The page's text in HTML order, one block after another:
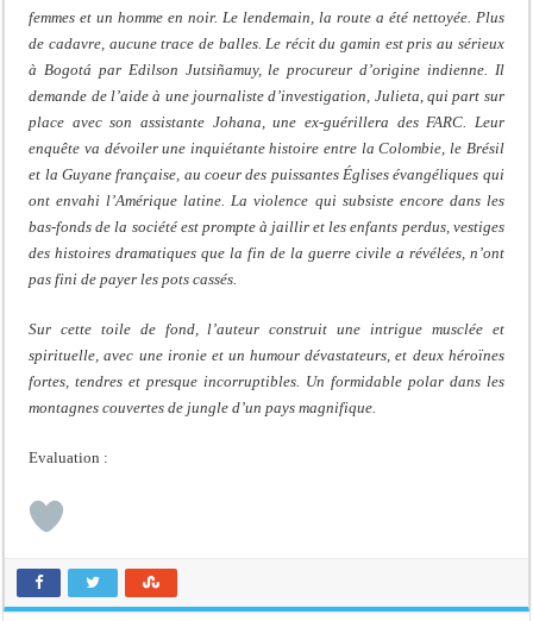
femmes et un homme en noir. Le lendemain, la route a été nettoyée. Plus
de cadavre, aucune trace de balles. Le récit du gamin est pris au sérieux
à Bogotá par Edilson Jutsiñamuy, le procureur d’origine indienne. Il
demande de l’aide à une journaliste d’investigation, Julieta, qui part sur
place avec son assistante Johana, une ex-guérillera des FARC. Leur
enquête va dévoiler une inquiétante histoire entre la Colombie, le Brésil
et la Guyane française, au coeur des puissantes Églises évangéliques qui
ont envahi l’Amérique latine. La violence qui subsiste encore dans les
bas-fonds de la société est prompte à jaillir et les enfants perdus, vestiges
des histoires dramatiques que la fin de la guerre civile a révélées, n’ont
pas fini de payer les pots cassés.
Sur cette toile de fond, l’auteur construit une intrigue musclée et
spirituelle, avec une ironie et un humour dévastateurs, et deux héroïnes
fortes, tendres et presque incorruptibles. Un formidable polar dans les
montagnes couvertes de jungle d’un pays magnifique.
Evaluation :